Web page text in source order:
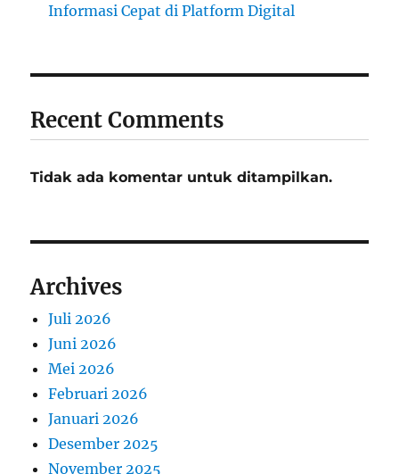
Informasi Cepat di Platform Digital
Recent Comments
Tidak ada komentar untuk ditampilkan.
Archives
Juli 2026
Juni 2026
Mei 2026
Februari 2026
Januari 2026
Desember 2025
November 2025